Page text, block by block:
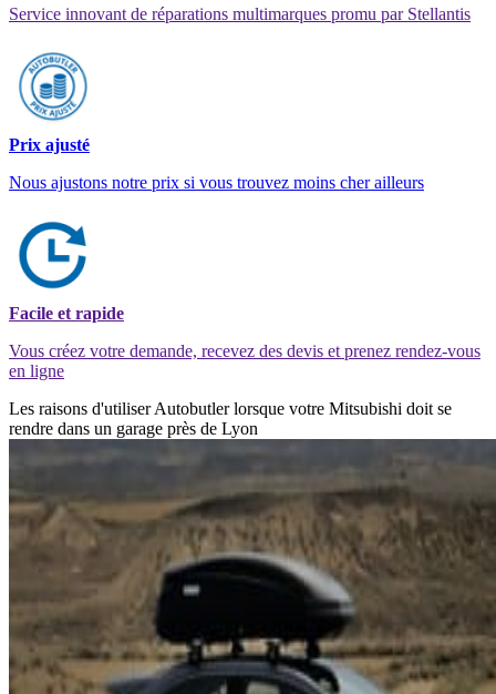
Service innovant de réparations multimarques promu par Stellantis
Prix ajusté
Nous ajustons notre prix si vous trouvez moins cher ailleurs
Facile et rapide
Vous créez votre demande, recevez des devis et prenez rendez-vous
en ligne
Les raisons d'utiliser Autobutler lorsque votre Mitsubishi doit se
rendre dans un garage près de Lyon